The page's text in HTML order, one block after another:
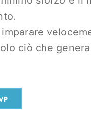
imparare
ciò che